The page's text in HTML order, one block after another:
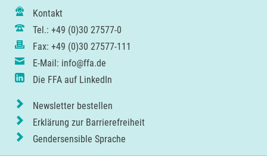
Kontakt
Tel.: +49 (0)30 27577-0
Fax: +49 (0)30 27577-111
E-Mail: info@ffa.de
Die FFA auf LinkedIn
Newsletter bestellen
Erklärung zur Barrierefreiheit
Gendersensible Sprache